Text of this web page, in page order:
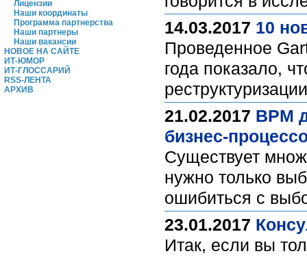
Лицензии
Наши координаты
Программа партнерства
Наши партнеры
Наши вакансии
НОВОЕ НА САЙТЕ
ИТ-ЮМОР
ИТ-ГЛОССАРИЙ
RSS-ЛЕНТА
АРХИВ
14.03.2017 10
Проведенное
года показало,
21.02.2017 BPM
бизнес-
Существует
нужно только
ошибиться с
23.01.2017
Итак, если вы